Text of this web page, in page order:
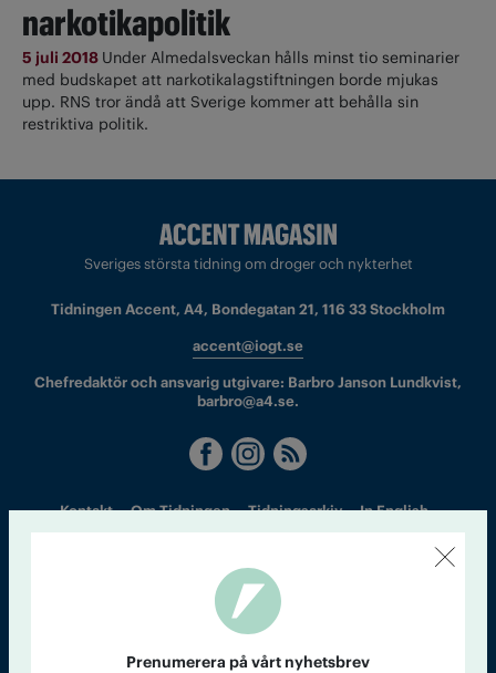
narkotikapolitik
5 juli 2018 Under Almedalsveckan hålls minst tio seminarier
med budskapet att narkotikalagstiftningen borde mjukas
upp. RNS tror ändå att Sverige kommer att behålla sin
restriktiva politik.
Sveriges största tidning om droger och nykterhet
Tidningen Accent, A4, Bondegatan 21, 116 33 Stockholm
accent@iogt.se
Chefredaktör och ansvarig utgivare: Barbro Janson Lundkvist,
barbro@a4.se.
Kontakt Om Tidningen Tidningsarkiv In English
Accent
Prenumerera på vårt nyhetsbrev